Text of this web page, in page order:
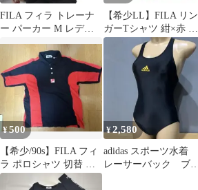
FILA フィラ トレーナ
ー パーカー M レディ
【希少LL】FILA リン
ガーTシャツ 紺×赤 綿
100% 福助製 プレッピ
¥500
【希少/90s】FILA フィ
ラ ポロシャツ 切替 バ
イカラー レトロ 古着
¥2,580
adidas スポーツ水着
レーサーバック ブラ